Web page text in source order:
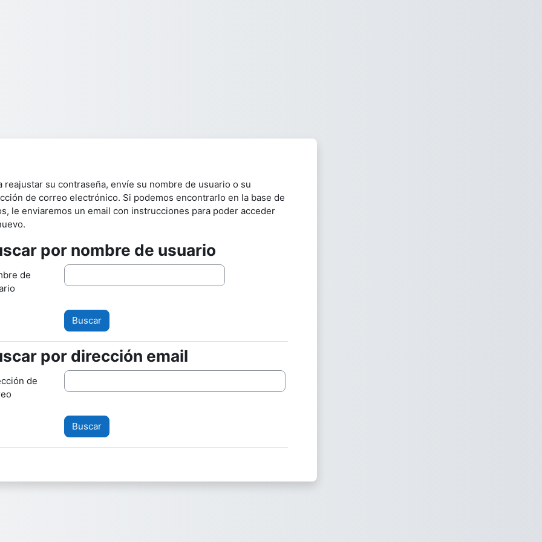
reajustar su contraseña, envíe su nombre de usuario o su
de correo electrónico. Si podemos encontrarlo en la base de
le enviaremos un email con instrucciones para poder acceder
por nombre de usuario
por nombre de usuario
de
por dirección email
por dirección email
de